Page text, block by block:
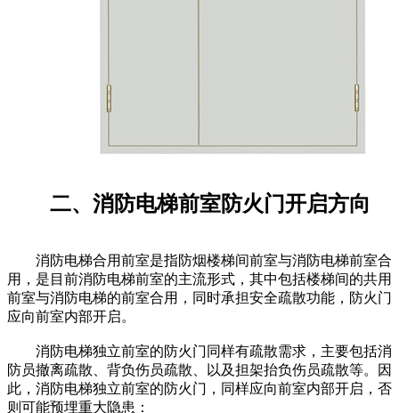
二、消防电梯前室防火门开启方向
消防电梯合用前室是指防烟楼梯间前室与消防电梯前室合
用，是目前消防电梯前室的主流形式，其中包括楼梯间的共用
前室与消防电梯的前室合用，同时承担安全疏散功能，防火门
应向前室内部开启。
消防电梯独立前室的防火门同样有疏散需求，主要包括消
防员撤离疏散、背负伤员疏散、以及担架抬负伤员疏散等。因
此，消防电梯独立前室的防火门，同样应向前室内部开启，否
则可能预埋重大隐患：